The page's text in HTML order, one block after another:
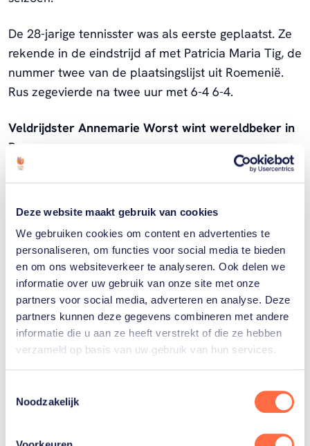
Deze website maakt gebruik van cookies
We gebruiken cookies om content en advertenties te
personaliseren, om functies voor social media te bieden
en om ons websiteverkeer te analyseren. Ook delen we
informatie over uw gebruik van onze site met onze
partners voor social media, adverteren en analyse. Deze
partners kunnen deze gegevens combineren met andere
informatie die u aan ze heeft verstrekt of die ze hebben
verzameld op basis van uw gebruik van hun services.
Noodzakelijk
De 28-jarige tennisster was als eerste geplaatst. Ze
rekende in de eindstrijd af met Patricia Maria Tig, de
nummer twee van de plaatsingslijst uit Roemenië.
Rus zegevierde na twee uur met 6-4 6-4.
Veldrijdster Annemarie Worst wint wereldbeker in
Bern
Annemarie Worst heeft de wereldbekerwedstrijd
jarige veldrijdster kwam na vijf ronden solo over de
finish. Ceylin del Carmen Alvarado werd op ruim
een halve minuut tweede. De Britse Anna Kay kwam
als derde over de streep.
Het was de eerste zege in de wereldbeker dit
seizoen voor de Europees kampioene. Worst was
niet gestart in de eerste twee
wereldbekerwedstrijden in de Verenigde Staten. Die
twee crossen werden gewonnen door de Canadese
Maghalie Rochette en de Tsjechische Katarina Nash.